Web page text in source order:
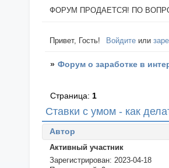
ФОРУМ ПРОДАЕТСЯ! ПО
Привет, Гость! Войдите или
» Форум о заработке в
Ставки с умом - как
Страница: 1
Автор
Активный участник
Зарегистрирован: 2023-04-18